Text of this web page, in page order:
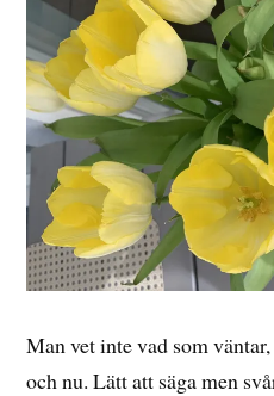
Man vet inte vad som
och nu. Lätt att säga men